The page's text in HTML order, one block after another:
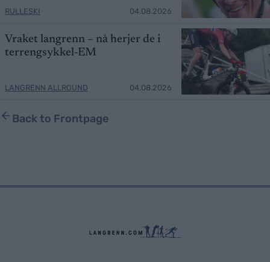
RULLESKI 04.08.2026
Vraket langrenn – nå herjer de i
terrengsykkel-EM
LANGRENN ALLROUND 04.08.2026
Back to Frontpage